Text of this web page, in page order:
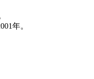
年。